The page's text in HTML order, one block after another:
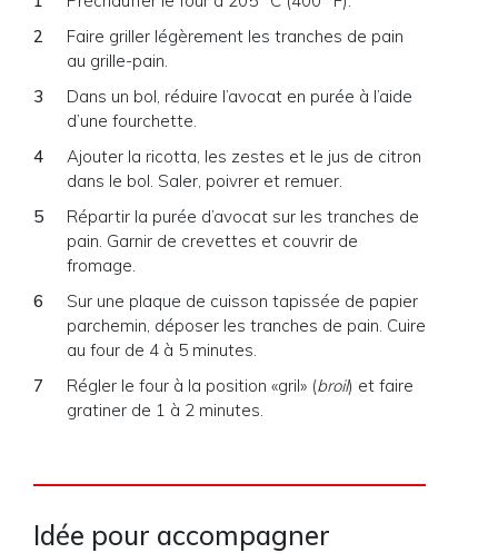
Faire griller légèrement les tranches de pain
au grille-pain.
Dans un bol, réduire l’avocat en purée à l’aide
d’une fourchette.
Ajouter la ricotta, les zestes et le jus de citron
dans le bol. Saler, poivrer et remuer.
Répartir la purée d’avocat sur les tranches de
pain. Garnir de crevettes et couvrir de
fromage.
Sur une plaque de cuisson tapissée de papier
parchemin, déposer les tranches de pain. Cuire
au four de 4 à 5 minutes.
Régler le four à la position «gril» (broil) et faire
gratiner de 1 à 2 minutes.
Idée pour accompagner